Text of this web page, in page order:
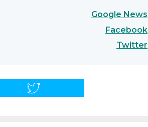
Google News
Facebook
Twitter